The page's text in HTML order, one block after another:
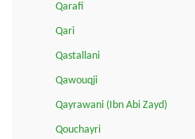
Qarafi
Qari
Qastallani
Qawouqji
Qayrawani (Ibn Abi Zayd)
Qouchayri